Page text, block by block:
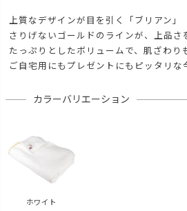
上質なデザインが目を引く「ブリアン」
さりげないゴールドのラインが、上品さ
たっぷりとしたボリュームで、肌ざわり
ご自宅用にもプレゼントにもピッタリな
カラーバリエーション
ホワイト